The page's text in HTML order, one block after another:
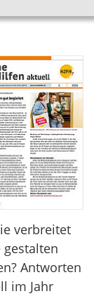
verbreitet
Antworten
im Jahr